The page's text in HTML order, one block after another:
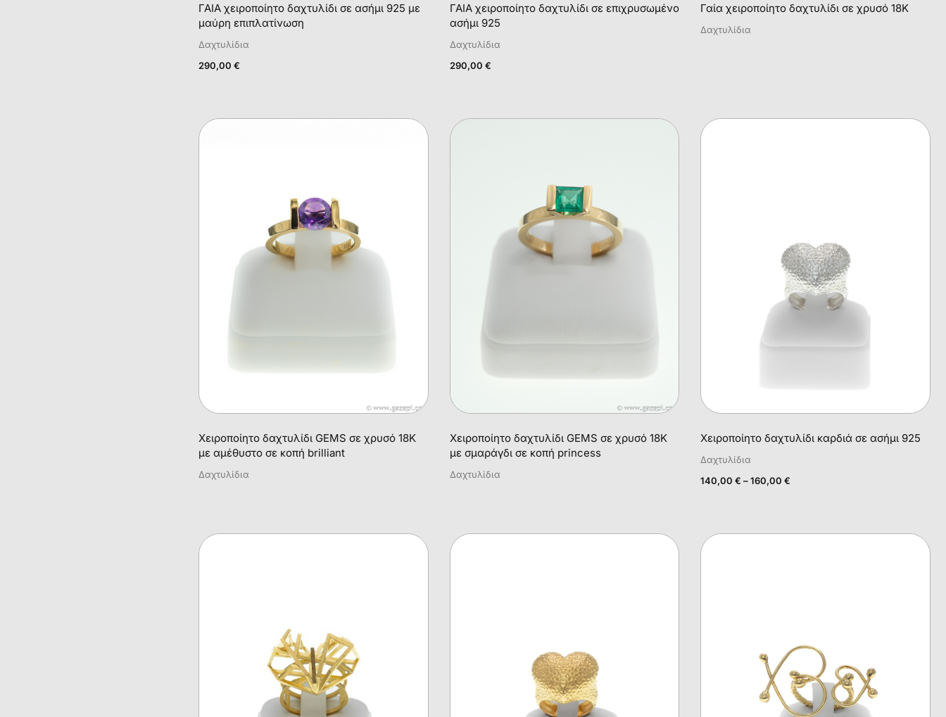
ΓΑΙΑ χειροποίητο δαχτυλίδι σε ασήμι 925 με
μαύρη επιπλατίνωση
Δαχτυλίδια
290,00 €
ΓΑΙΑ χειροποίητο δαχτυλίδι σε επιχρυσωμένο
ασήμι 925
Δαχτυλίδια
290,00 €
Γαία χειροποίητο δαχτυλίδι σε χρυσό 18Κ
Δαχτυλίδια
Χειροποίητο δαχτυλίδι GEMS σε χρυσό 18Κ
με αμέθυστο σε κοπή brilliant
Δαχτυλίδια
Χειροποίητο δαχτυλίδι GEMS σε χρυσό 18Κ
με σμαράγδι σε κοπή princess
Δαχτυλίδια
Χειροποίητο δαχτυλίδι καρδιά σε ασήμι 925
Δαχτυλίδια
140,00€ – 160,00€